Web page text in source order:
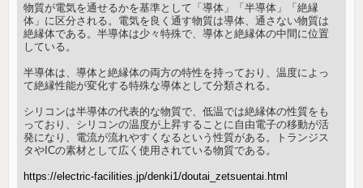
物質が電気を通せるかを基準として「導体」「半導体」「絶縁
体」に区分される。電気を良く通す物質は導体、通さない物質は
絶縁体である。半導体は少々特殊で、導体と絶縁体の中間に位置
している。
半導体は、導体と絶縁体の両方の特性を持っており、温度によっ
て絶縁性能が変化する特殊な導体として分類される。
シリコンは半導体の代表的な物質で、低温では絶縁体の性質をも
っており、シリコンの温度が上昇することに自由電子の移動が活
発になり、電流が流れやすくなるという性質がある。トランジス
タやICの素材として広く使用されている物質である。
https://electric-facilities.jp/denki1/doutai_zetsuentai.html